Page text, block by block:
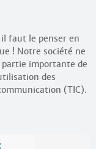
il faut le penser en
! Notre société ne
importante de
des
(TIC).